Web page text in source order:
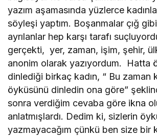
yazım aşamasında yüzlerce
söyleşi yaptım. Boşanmalar çığ
ayrılanlar hep karşı tarafı
gerçekti, yer, zaman, işim, şehir,
anonim olarak yazıyordum. Hatta
dinlediği birkaç kadın, “ Bu zaman
öyküsünü dinledin ona göre”
sonra verdiğim cevaba göre ikna
anlatmışlardı. Dedim ki, sizlerin
yazmayacağım çünkü ben size bir